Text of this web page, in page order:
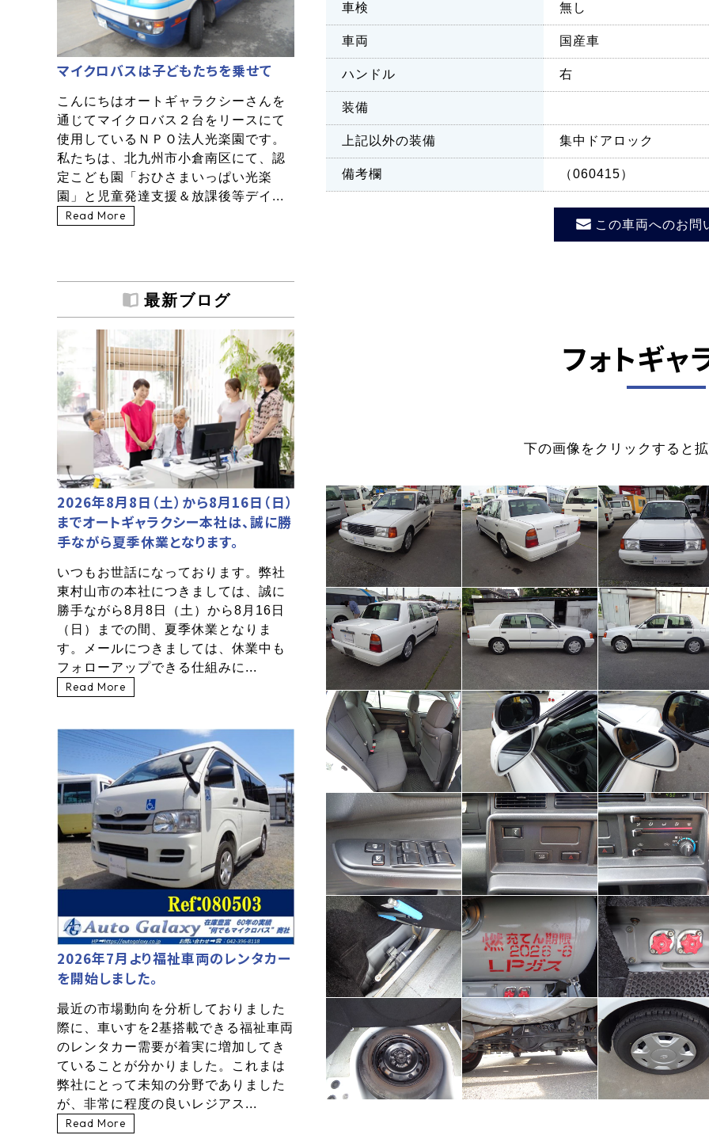
車検 無し
車両 国産車
ハンドル 右
装備
上記以外の装備 集中ドアロック
備考欄 （060415）
この車両へのお問
フォトギャ
下の画像をクリックすると
マイクロバスは子どもたちを乗せて
こんにちはオートギャラクシーさんを
通じてマイクロバス２台をリースにて
使用しているＮＰＯ法人光楽園です。
私たちは、北九州市小倉南区にて、認
定こども園「おひさまいっぱい光楽
園」と児童発達支援＆放課後等デイ...
Read More
最新ブログ
2026年8月8日（土）から8月16日（日）
までオートギャラクシー本社は、誠に勝
手ながら夏季休業となります。
いつもお世話になっております。弊社
東村山市の本社につきましては、誠に
勝手ながら8月8日（土）から8月16日
（日）までの間、夏季休業となりま
す。メールにつきましては、休業中も
フォローアップできる仕組みに...
Read More
2026年7月より福祉車両のレンタカー
を開始しました。
最近の市場動向を分析しておりました
際に、車いすを2基搭載できる福祉車両
のレンタカー需要が着実に増加してき
ていることが分かりました。これまは
弊社にとって未知の分野でありました
が、非常に程度の良いレジアス...
Read More